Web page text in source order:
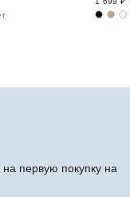
первую покупку на